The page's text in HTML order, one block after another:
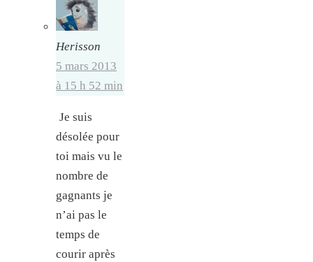
Herisson
5 mars 2013
à 15 h 52 min
Je suis
désolée pour
toi mais vu le
nombre de
gagnants je
n’ai pas le
temps de
courir après